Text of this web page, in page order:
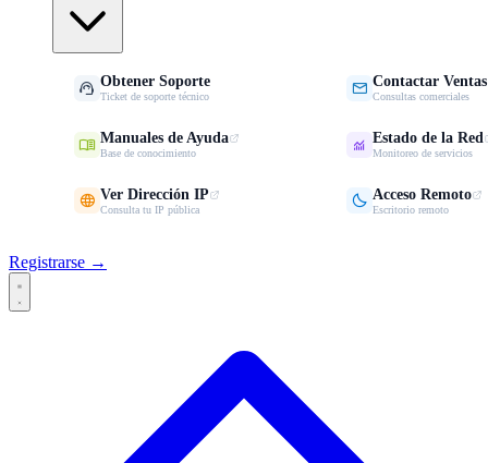
 Obtener Soporte
Ticket de soporte técnico  Contactar Ventas
Consultas comerciales
 Manuales de Ayuda
Base de conocimiento  Estado de la Red
Monitoreo de servicios
 Ver Dirección IP
Consulta tu IP pública  Acceso Remoto
Escritorio remoto
Registrarse →